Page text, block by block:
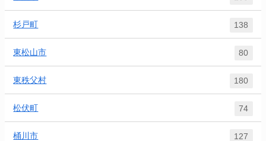
杉戸町 138
東松山市 80
東秩父村 180
松伏町 74
桶川市 127